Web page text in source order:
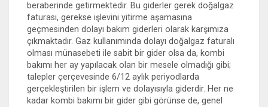
beraberinde getirmektedir. Bu giderler gerek doğalgaz
faturası, gerekse işlevini yitirme aşamasına
geçmesinden dolayı bakım giderleri olarak karşımıza
çıkmaktadır. Gaz kullanımında dolayı doğalgaz faturalı
olması münasebeti ile sabit bir gider olsa da, kombi
bakımı her ay yapılacak olan bir mesele olmadığı gibi;
talepler çerçevesinde 6/12 aylık periyodlarda
gerçekleştirilen bir işlem ve dolayısıyla giderdir. Her ne
kadar kombi bakımı bir gider gibi görünse de, genel